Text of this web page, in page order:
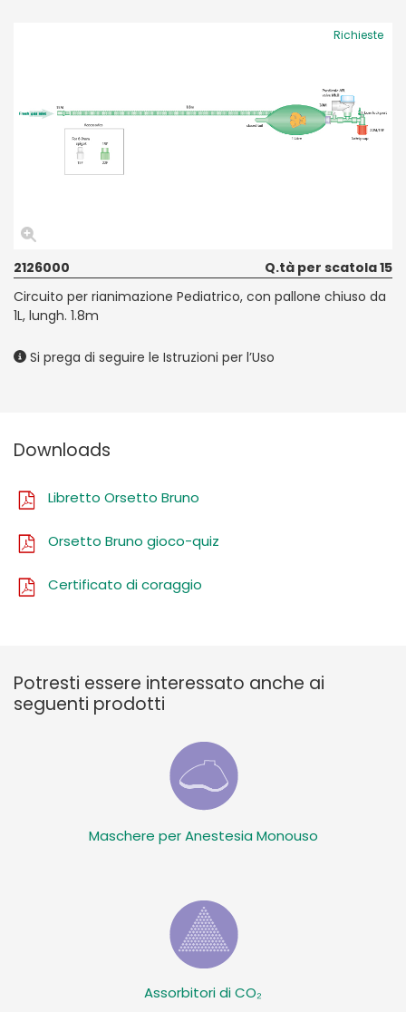
Richieste
2126000
Q.tà per scatola 15
Circuito per rianimazione Pediatrico, con pallone chiuso da
1L, lungh. 1.8m
Si prega di seguire le Istruzioni per l’Uso
Downloads
Libretto Orsetto Bruno
Orsetto Bruno gioco-quiz
Certificato di coraggio
Potresti essere interessato anche ai
seguenti prodotti
Maschere per Anestesia Monouso
Assorbitori di CO₂